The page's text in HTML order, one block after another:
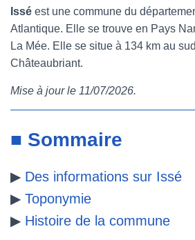
e
i
t t b
Issé est une commune du
Atlantique. Elle se trouve en Pays
La Mée. Elle se situe à 134 km au
Châteaubriant.
Mise à jour le 11/07/2026.
■ Sommaire
▶ Des informations sur Issé
▶ Toponymie
▶ Histoire de la commune